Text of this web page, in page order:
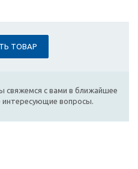
ТОВАР
свяжемся с вами в ближайшее
интересующие вопросы.